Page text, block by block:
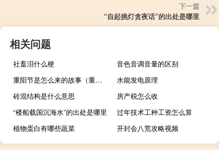
下一篇
“自起挑灯贪夜话”的出处是哪里
相关问题
社畜泪什么梗
音色音调音量的区别
重阳节是怎么来的故事（重阳节是怎么来的）
水能发电原理
砖混结构是什么意思
房产税怎么收
“楼船载国沉海水”的出处是哪里
过年技术工种工资怎么算
植物蛋白有哪些蔬菜
开封会八荒攻略视频